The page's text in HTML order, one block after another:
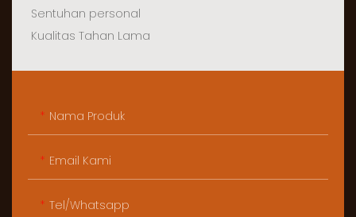
Sentuhan personal
Kualitas Tahan Lama
Nama Produk
Email Kami
Tel/whatsapp